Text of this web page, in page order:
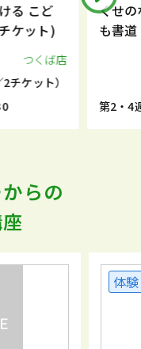
字が書ける こど
筆」(2チケット)
（税込／2チケット）
～17:05
らの